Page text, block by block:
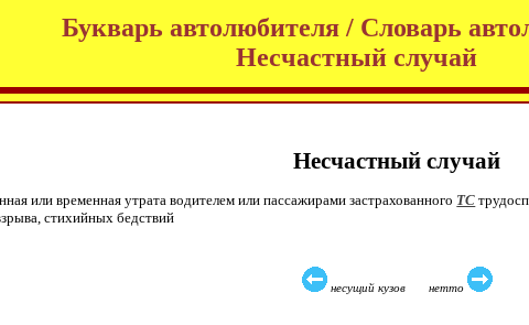
Букварь автолюбителя / Словарь
Несчастный случай
Несчастный случай
или временная утрата водителем или пассажирами застрахованного ТС
стихийных бедствий
несущий кузов нетто